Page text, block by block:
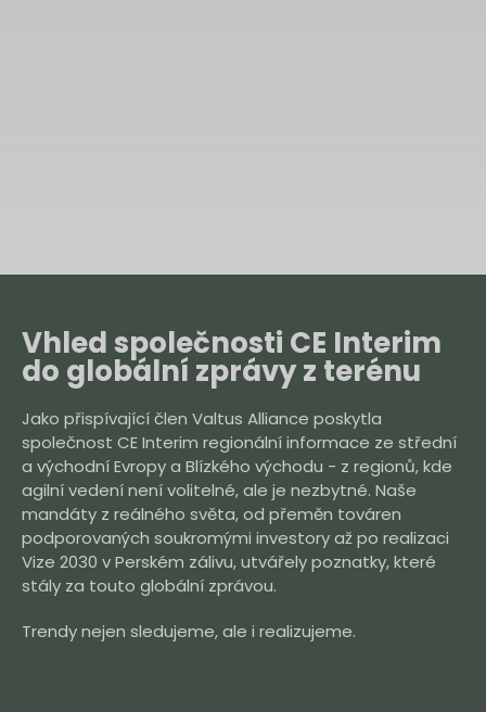
Vhled společnosti CE Interim
do globální zprávy z terénu
Jako přispívající člen Valtus Alliance poskytla
společnost CE Interim regionální informace ze střední
a východní Evropy a Blízkého východu - z regionů, kde
agilní vedení není volitelné, ale je nezbytné. Naše
mandáty z reálného světa, od přeměn továren
podporovaných soukromými investory až po realizaci
Vize 2030 v Perském zálivu, utvářely poznatky, které
stály za touto globální zprávou.
Trendy nejen sledujeme, ale i realizujeme.